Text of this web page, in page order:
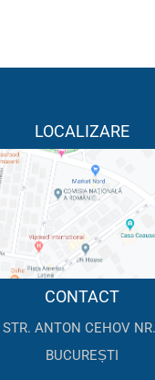
LOCALIZARE
CONTACT
STR. ANTON CEHOV
BUCUREȘTI